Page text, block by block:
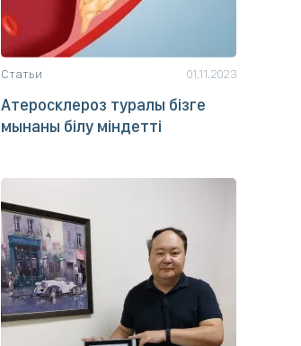
Статьи 01.11.2023
Атеросклероз туралы бізге
мынаны білу міндетті